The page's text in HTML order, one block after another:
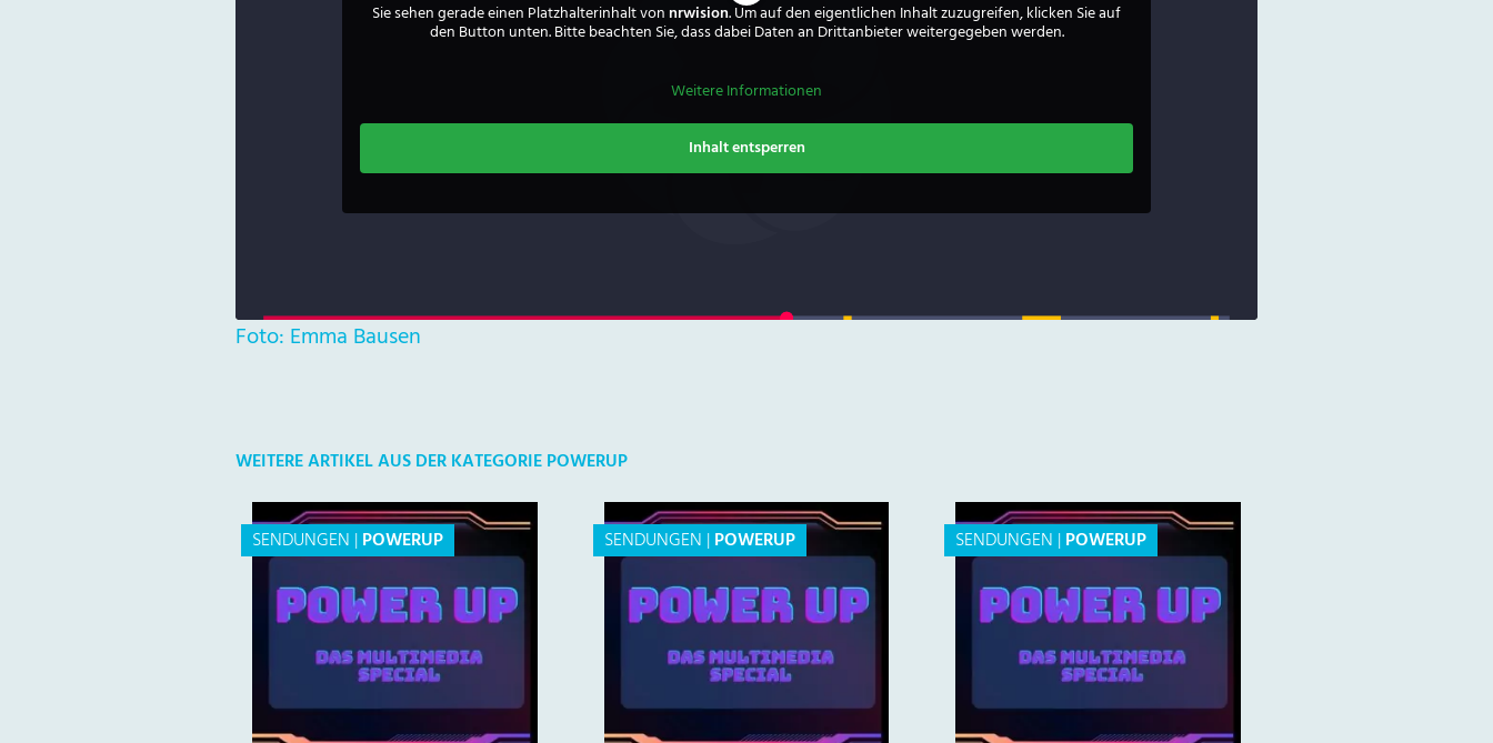
Sie sehen gerade einen Platzhalterinhalt vonnrwision. Um auf den eigentlichen Inhalt zuzugreifen, klicken Sie auf
den Button unten. Bitte beachten Sie, dass dabei Daten an Drittanbieter weitergegeben werden.
Weitere Informationen
Inhalt entsperren
Foto: Emma Bausen
WEITERE ARTIKEL AUS DER KATEGORIE POWERUP
SENDUNGEN |POWERUP SENDUNGEN |POWERUP SENDUNGEN |POWERUP